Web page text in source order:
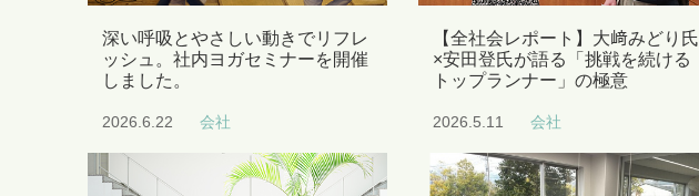
深い呼吸とやさしい動きでリフレ
ッシュ。社内ヨガセミナーを開催
しました。
2026.6.22 会社
【全社会レポート】大﨑みどり氏
×安田登氏が語る「挑戦を続ける
トップランナー」の極意
2026.5.11 会社